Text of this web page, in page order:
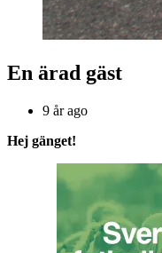
En ärad gäst
9 år ago
Hej gänget!